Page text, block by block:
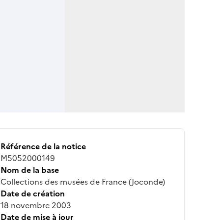
Référence de la notice
M5052000149
Nom de la base
Collections des musées de France (Joconde)
Date de création
18 novembre 2003
Date de mise à jour